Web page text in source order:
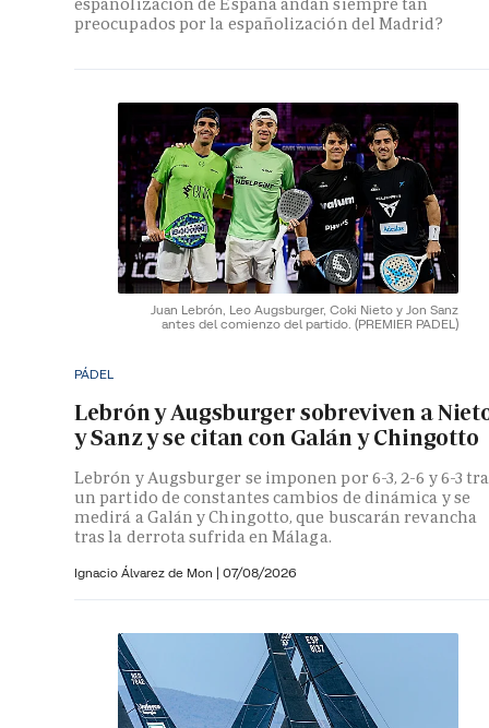
preocupados por la españolización del Madrid?
Juan Lebrón, Leo Augsburger, Coki Nieto y Jon Sanz
antes del comienzo del partido. (PREMIER PADEL)
PÁDEL
Lebrón y Augsburger sobreviven a
y Sanz y se citan con Galán y Chingotto
Lebrón y Augsburger se imponen por 6-3, 2-6 y 6-3
un partido de constantes cambios de dinámica y se
medirá a Galán y Chingotto, que buscarán revancha
tras la derrota sufrida en Málaga.
Ignacio Álvarez de Mon | 07/08/2026